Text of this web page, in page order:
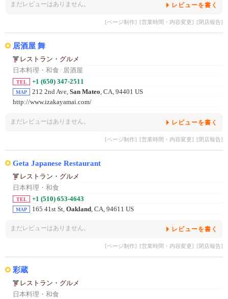
まだレビューはありません。 レビューを書く
[ページ制作] [営業時間・内容変更] [閉店報告]
居酒屋 舞
レストラン・グルメ
日本料理・和食 / 居酒屋
TEL +1 (650) 347-2511
MAP 212 2nd Ave, San Mateo, CA, 94401 US
http://www.izakayamai.com/
まだレビューはありません。 レビューを書く
[ページ制作] [営業時間・内容変更] [閉店報告]
Geta Japanese Restaurant
レストラン・グルメ
日本料理・和食
TEL +1 (510) 653-4643
MAP 165 41st St, Oakland, CA, 94611 US
まだレビューはありません。 レビューを書く
[ページ制作] [営業時間・内容変更] [閉店報告]
彩蔵
レストラン・グルメ
日本料理・和食